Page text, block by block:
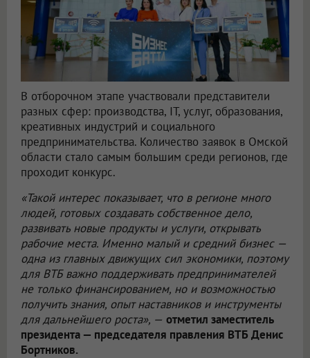
В отборочном этапе участвовали представители
разных сфер: производства, IT, услуг, образования,
креативных индустрий и социального
предпринимательства. Количество заявок в Омской
области стало самым большим среди регионов, где
проходит конкурс.
«Такой интерес показывает, что в регионе много
людей, готовых создавать собственное дело,
развивать новые продукты и услуги, открывать
рабочие места. Именно малый и средний бизнес —
одна из главных движущих сил экономики, поэтому
для ВТБ важно поддерживать предпринимателей
не только финансированием, но и возможностью
получить знания, опыт наставников и инструменты
для дальнейшего роста», — отметил заместитель
президента — председателя правления ВТБ Денис
Бортников.